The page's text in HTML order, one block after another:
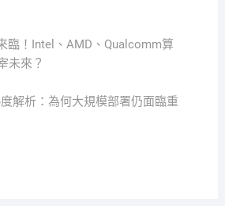
臨！Intel、AMD、Qualcomm算
未來？
解析：為何大規模部署仍面臨重